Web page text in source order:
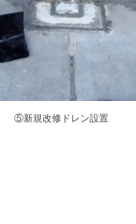
⑤新規改修ドレン設置